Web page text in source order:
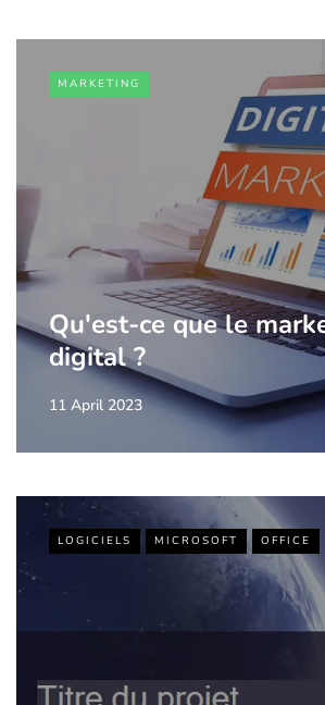
MARKETING
Qu'est-ce que le
digital ?
11 April 2023
LOGICIELS MICROSOFT OFFICE